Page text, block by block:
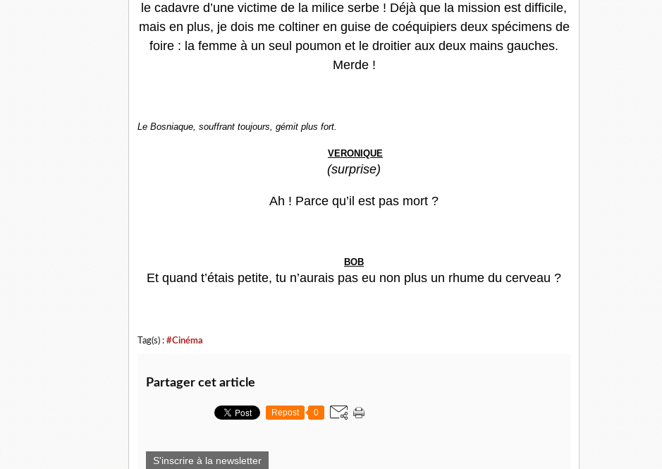
le cadavre d’une victime de la milice serbe ! Déjà que la mission est difficile,
mais en plus, je dois me coltiner en guise de coéquipiers deux spécimens de
foire : la femme à un seul poumon et le droitier aux deux mains gauches.
Merde !
Le Bosniaque, souffrant toujours, gémit plus fort.
VERONIQUE
(surprise)
Ah ! Parce qu’il est pas mort ?
BOB
Et quand t’étais petite, tu n’aurais pas eu non plus un rhume du cerveau ?
Tag(s) : #Cinéma
Partager cet article
Repost 0
S'inscrire à la newsletter